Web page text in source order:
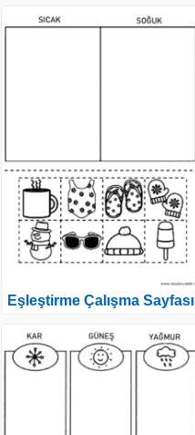
Eşleştirme Çalışma Sayfası